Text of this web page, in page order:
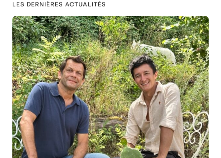
LES DERNIÈRES ACTUALITÉS